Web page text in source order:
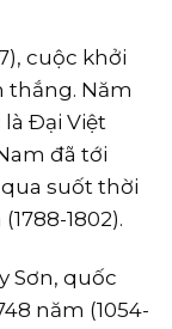
cuộc khởi
thắng. Năm
là Ðại Việt
đã tới
suốt thời
1802).
Sơn, quốc
năm (1054-